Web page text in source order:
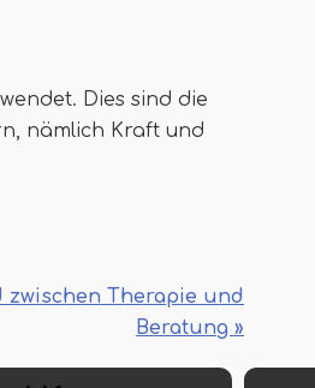
Dies sind die
nämlich Kraft und
zwischen Therapie und
Beratung »